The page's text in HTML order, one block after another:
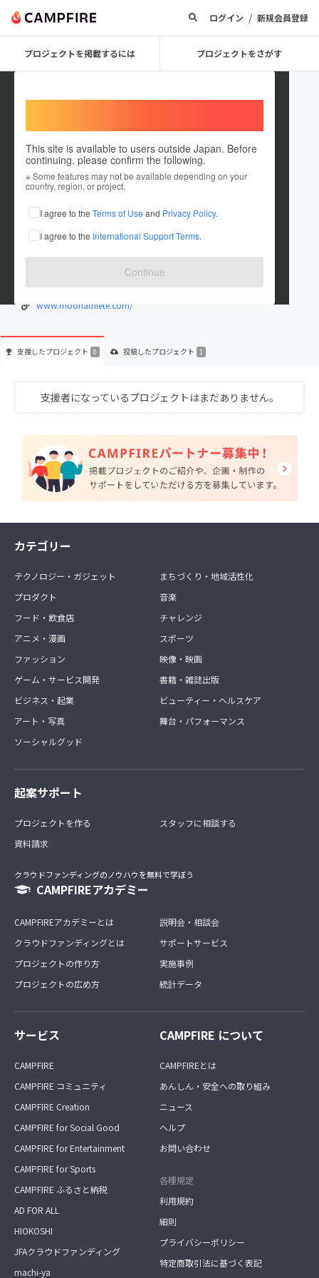
ログイン / 新規会員登録
プロジェクトを掲載するには プロジェクトをさがす
This site is available to users outside Japan. Before
continuing, please confirm the following.
※ Some features may not be available depending on your
country, region, or project.
I agree to the Terms of Use and Privacy Policy.
I agree to the International Support Terms.
Continue
PRISM CUP運営事務局
これまでに1件のプロジェクトを投稿しています
在住国：日本 現在地：未設定
出身国：日本 出身地：未設定
www.moonathlete.com/
支援したプロジェクト 0 投稿したプロジェクト 1
支援者になっているプロジェクトはまだありません。
カテゴリー
テクノロジー・ガジェット
プロダクト
フード・飲食店
アニメ・漫画
ファッション
ゲーム・サービス開発
ビジネス・起業
アート・写真
ソーシャルグッド
まちづくり・地域活性化
音楽
チャレンジ
スポーツ
映像・映画
書籍・雑誌出版
ビューティー・ヘルスケア
舞台・パフォーマンス
起案サポート
プロジェクトを作る
資料請求
スタッフに相談する
クラウドファンディングのノウハウを無料で学ぼう
CAMPFIREアカデミー
CAMPFIREアカデミーとは
クラウドファンディングとは
プロジェクトの作り方
プロジェクトの広め方
説明会・相談会
サポートサービス
実施事例
統計データ
サービス
CAMPFIRE
CAMPFIRE コミュニティ
CAMPFIRE Creation
CAMPFIRE for Social Good
CAMPFIRE for Entertainment
CAMPFIRE for Sports
CAMPFIRE ふるさと納税
AD FOR ALL
HIOKOSHI
JFAクラウドファンディング
machi-ya
CAMPFIRE について
CAMPFIREとは
あんしん・安全への取り組み
ニュース
ヘルプ
お問い合わせ
各種規定
利用規約
細則
プライバシーポリシー
特定商取引法に基づく表記